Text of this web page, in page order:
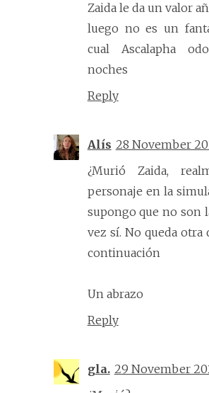
Zaida le da un valor
luego no es un
cual Ascalapha
noches
Reply
Alís 28 November
¿Murió Zaida,
personaje en la
supongo que no son
vez sí. No queda otra
continuación
Un abrazo
Reply
gla. 29 November